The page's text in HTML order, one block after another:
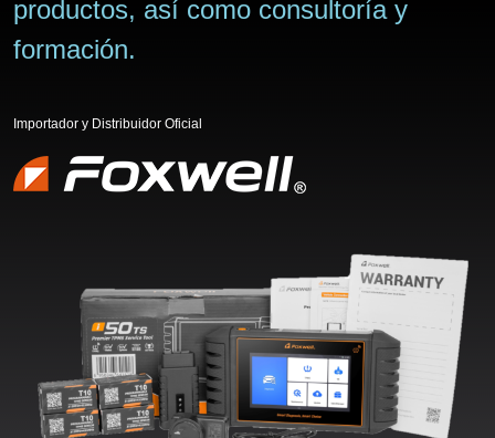
productos, así como consultoría y
formación.
Importador y Distribuidor Oficial